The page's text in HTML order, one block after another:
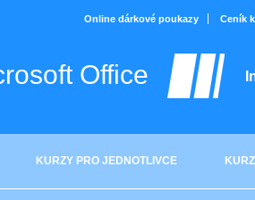
Online dárkové poukazy Ceník
Office
KURZY PRO JEDNOTLIVCE